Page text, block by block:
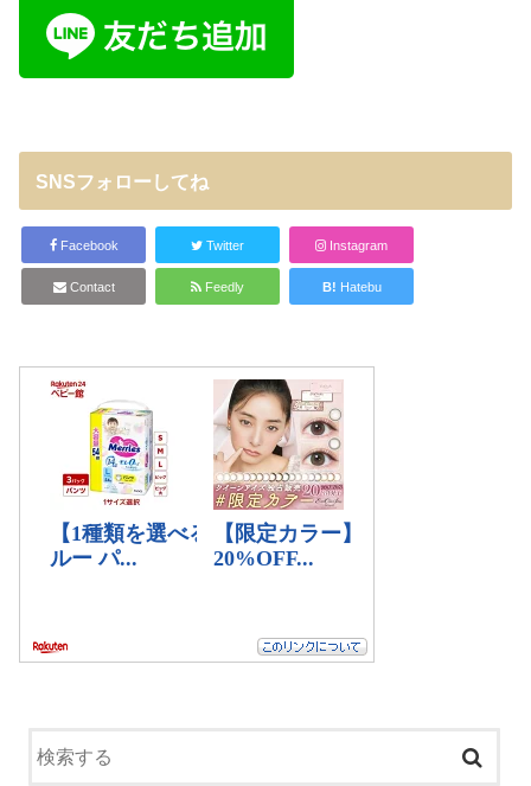
SNSフォローしてね
Facebook Twitter Instagram
Contact Feedly B! Hatebu